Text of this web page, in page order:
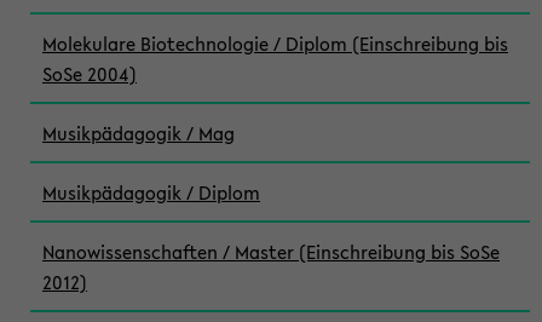
Molekulare Biotechnologie / Diplom (Einschreibung bis
SoSe 2004)
Musikpädagogik / Mag
Musikpädagogik / Diplom
Nanowissenschaften / Master (Einschreibung bis SoSe
2012)